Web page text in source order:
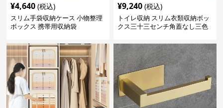
¥4,640 (税込)
スリム手袋収納ケース 小物整理
ボックス 携帯用収納袋
¥9,240 (税込)
トイレ収納 スリム衣類収納ボッ
クス三十三センチ角蓋なし三色